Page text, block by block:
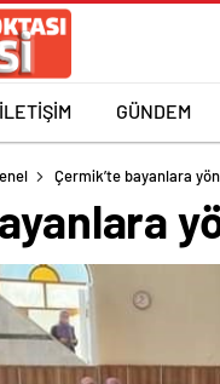
GÜNDEM
Çermik’te bayanlara